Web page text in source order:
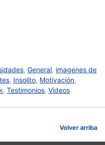
, General, imagenes de
, Insolito, Motivación,
, Testimonios, Videos
Volver arriba